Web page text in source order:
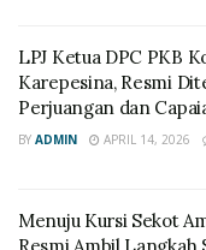
LPJ Ketua DPC PKB
Karepesina, Resmi
Perjuangan dan
BY ADMIN APRIL 14, 2026
Menuju Kursi Sekot